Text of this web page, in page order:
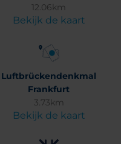
12.06km
Bekijk de kaart
Luftbrückendenkmal
Frankfurt
3.73km
Bekijk de kaart